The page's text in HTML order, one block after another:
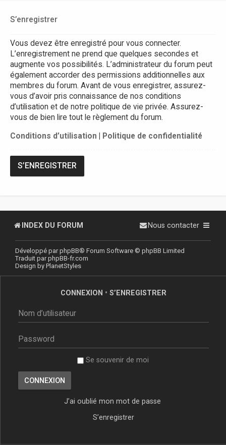
S’enregistrer
Vous devez être enregistré pour vous connecter.
L’enregistrement ne prend que quelques secondes et
augmente vos possibilités. L’administrateur du forum peut
également accorder des permissions additionnelles aux
membres du forum. Avant de vous enregistrer, assurez-
vous d’avoir pris connaissance de nos conditions
d’utilisation et de notre politique de vie privée. Assurez-
vous de bien lire tout le règlement du forum.
Conditions d’utilisation Politique de confidentialité
S’ENREGISTRER
INDEX DU FORUM Nous contacter
Développé parphpBB® Forum Software © phpBB Limited
Traduit parphpBB-fr.com
Design by PlanetStyles
CONNEXION • S’ENREGISTRER
Se souvenir de moi
J’ai oublié mon mot de passe
S’enregistrer